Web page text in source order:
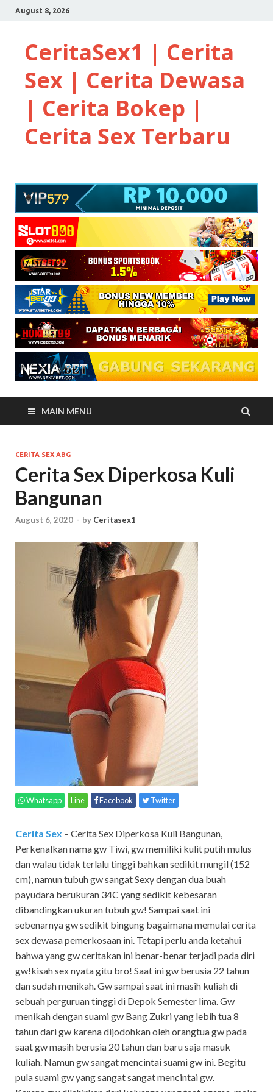
August 8, 2026
CeritaSex1 | Cerita
Sex | Cerita Dewasa
| Cerita Bokep |
Cerita Sex Terbaru
MAIN MENU
CERITA SEX ABG
Cerita Sex Diperkosa Kuli
Bangunan
August 6, 2020 - by Ceritasex1
Whatsapp Line Facebook Twitter
Cerita Sex – Cerita Sex Diperkosa Kuli Bangunan,
Perkenalkan nama gw Tiwi, gw memiliki kulit putih mulus
dan walau tidak terlalu tinggi bahkan sedikit mungil (152
cm), namun tubuh gw sangat Sexy dengan dua buah
payudara berukuran 34C yang sedikit kebesaran
dibandingkan ukuran tubuh gw! Sampai saat ini
sebenarnya gw sedikit bingung bagaimana memulai cerita
sex dewasa pemerkosaan ini. Tetapi perlu anda ketahui
bahwa yang gw ceritakan ini benar-benar terjadi pada diri
gw!kisah sex nyata gitu bro! Saat ini gw berusia 22 tahun
dan sudah menikah. Gw sampai saat ini masih kuliah di
sebuah perguruan tinggi di Depok Semester lima. Gw
menikah dengan suami gw Bang Zukri yang lebih tua 8
tahun dari gw karena dijodohkan oleh orangtua gw pada
saat gw masih berusia 20 tahun dan baru saja masuk
kuliah. Namun gw sangat mencintai suami gw ini. Begitu
pula suami gw yang sangat sangat mencintai gw.